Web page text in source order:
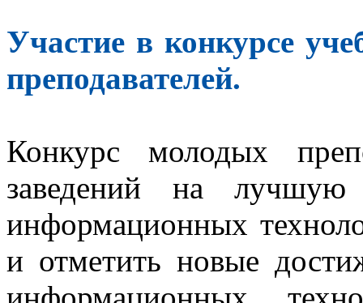
Участие в конкурсе
преподавателей.
Конкурс молодых
заведений на
информационных
и отметить новые